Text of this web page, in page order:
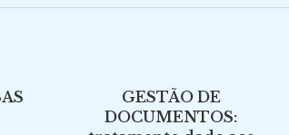
GESTÃO DE
DOCUMENTOS: